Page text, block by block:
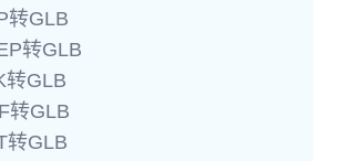
转GLB
转GLB
转GLB
转GLB
转GLB